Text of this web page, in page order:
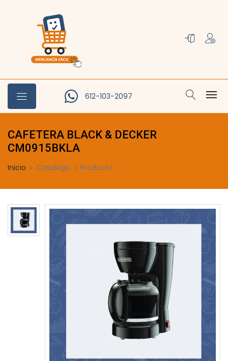
612-103-2097
CAFETERA BLACK & DECKER
CM0915BKLA
Inicio Catalogo Producto